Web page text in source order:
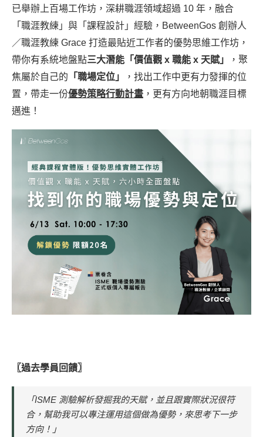
已舉辦上百場工作坊，深耕職涯領域超過 10 年，融合
「職涯教練」與「課程設計」經驗，BetweenGos 創辦人
／職涯教練 Grace 打造最貼近工作者的優勢思維工作坊，
帶你有系統地盤點三大潛能「價值觀 x 職能 x 天賦」
，聚
焦屬於自己的 「職場定位」
，找出工作中更有力發揮的位
置，帶走一份優勢策略行動計畫 ，更有方向地朝職涯目標
邁進！
〖過去學員回饋〗
「ISME 測驗解析發掘我的天賦，並且跟實際狀況很符
合，幫助我可以專注運用這個做為優勢，來思考下一步
方向！」